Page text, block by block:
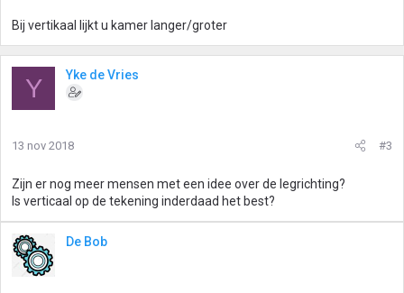
Bij vertikaal lijkt u kamer langer/groter
Y Yke de Vries
13 nov 2018 #3
Zijn er nog meer mensen met een idee over de legrichting?
Is verticaal op de tekening inderdaad het best?
De Bob